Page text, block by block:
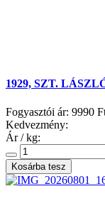
1929, SZT.
Fogyasztói ár: 9990
Kedvezmény:
Ár / kg: